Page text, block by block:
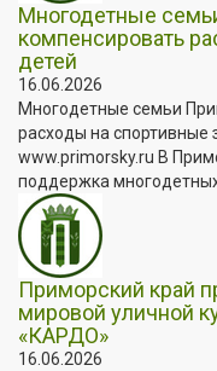
Многодетные
компенсировать
детей
16.06.2026
Многодетные семьи
расходы на спортивные
www.primorsky.ru В
поддержка
Приморский край
мировой уличной
«КАРДО»
16.06.2026